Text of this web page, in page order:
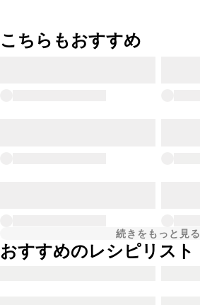
こちらもおすすめ
続きをもっと見る
おすすめのレシピリスト